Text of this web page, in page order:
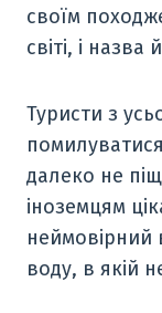
своїм
світі, і
Туристи з
далеко не
іноземцям
неймовірний
воду, в якій